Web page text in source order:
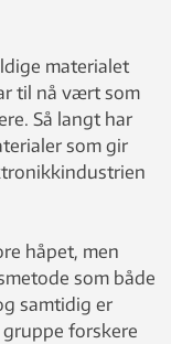
materialet
til nå vært som
Så langt har
som gir
håpet, men
som både
samtidig er
forskere